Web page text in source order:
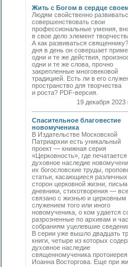
Жить с Богом в сердце
Людям свойственно
совершенствовать свои
профессиональные умения,
в свое дело элемент
А как развиваться
дня в день он совершает
одни и те же действия,
одни и те же слова, прочно
закрепленные многовековой
традицией. Есть ли в его
пространство для творчества
и роста? PDF-версия.
19 декабря 2023
Спасительное благовестие
новомученика
В Издательстве Московской
Патриархии есть уникальный
проект — книжная серия
«Церковность», где печатается
духовное наследие
их богословские труды,
статьи, касающиеся различных
сторон церковной жизни,
дневники, стихотворения —
связано с жизнью и церковным
служением того или иного
новомученика, о ком удается
разрозненные по архивам и
собраниям уцелевшие
В серии уже вышло двадцать
книги, четыре из которых
духовное наследие
священномученика протоиерея
Иоанна Востор­гова. Еще при